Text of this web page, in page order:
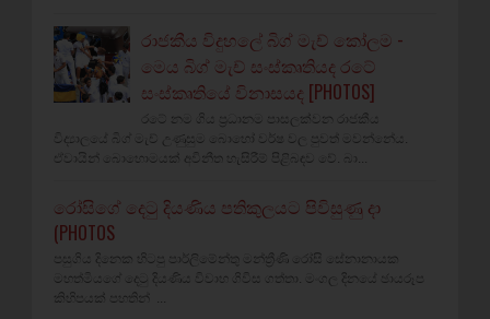
රාජකීය විදුහලේ බිග් මැච් කෝලම -
මෙය බිග් මැච් සංස්කෘතියද රටේ
සංස්කෘතියේ විනාසයද [PHOTOS]
රටේ නම ගිය ප්‍රධානම පාසලක්වන රාජකීය
විද්‍යාලයේ බිග් මැච් උණුසුම බොහෝ වර්ෂ වල පුවත් මවන්නේය.
ඒවායින් බොහොමයක් අවිනීත හැසිරීම් පිළිබඳව වේ. බා...
රෝසිගේ දෙටු දියණිය පතිකුලයට පිවිසුණු දා
(PHOTOS
පසුගිය දිනෙක හිටපු පාර්ලිමේන්තු මන්ත්‍රීණි රෝසි සේනානායක
මහත්මියගේ දෙටු දියණිය විවාහ ගිවිස ගත්තා. මංගල දිනයේ ඡායරූප
කිහිපයක් පහතින් ...